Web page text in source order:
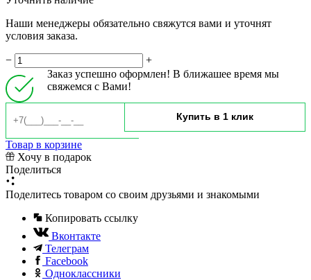
Наши менеджеры обязательно свяжутся вами и уточнят
условия заказа.
−
+
Заказ успешно оформлен! В ближашее время мы
свяжемся с Вами!
Товар в корзине
Хочу в подарок
Поделиться
Поделитесь товаром со своим друзьями и знакомыми
Копировать ссылку
Вконтакте
Телеграм
Facebook
Одноклассники